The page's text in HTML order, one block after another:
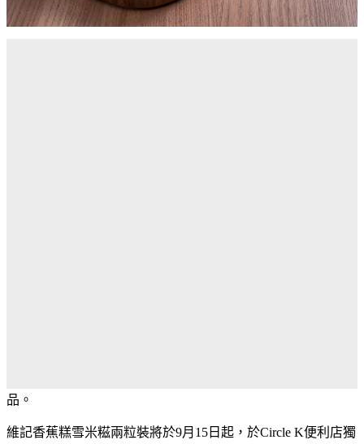
品。
維記香蕉糕雪米糍兩粒裝將於9月 15 日起，於Circle K便利店獨